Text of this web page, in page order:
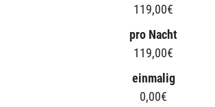
119,00€
pro Nacht
119,00€
einmalig
0,00€